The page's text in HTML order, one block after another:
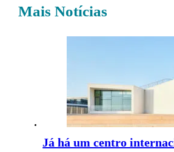
Mais Notícias
Já há um centro